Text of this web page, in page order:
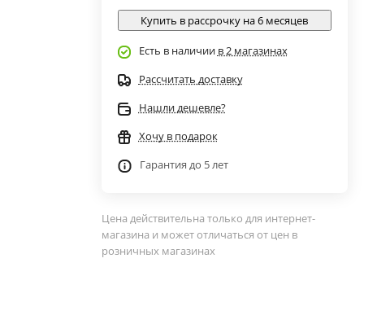
Купить в рассрочку на 6 месяцев
Есть в наличии в 2 магазинах
Рассчитать доставку
Нашли дешевле?
Хочу в подарок
Гарантия до 5 лет
Цена действительна только для интернет-
магазина и может отличаться от цен в
розничных магазинах